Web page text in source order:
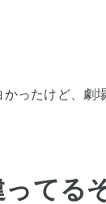
ったけど、劇
てる